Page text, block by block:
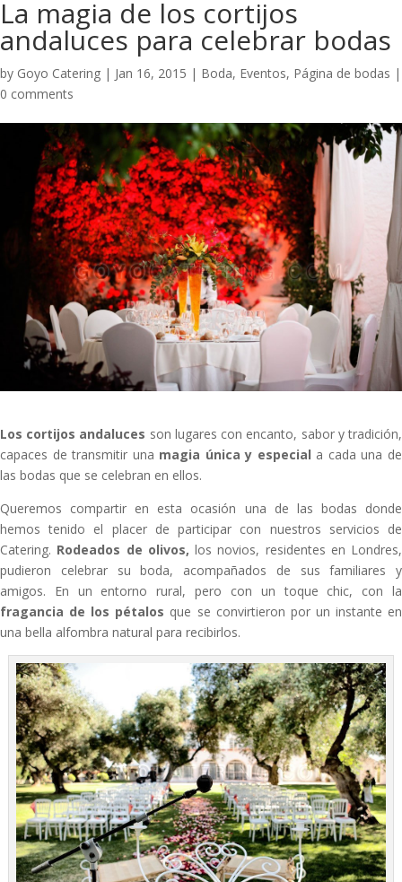
La magia de los cortijos
andaluces para celebrar bodas
by Goyo Catering | Jan 16, 2015 | Boda, Eventos, Página de bodas |
0 comments
Los cortijos andaluces son lugares con encanto, sabor y tradición,
capaces de transmitir una magia única y especial a cada una de
las bodas que se celebran en ellos.
Queremos compartir en esta ocasión una de las bodas donde
hemos tenido el placer de participar con nuestros servicios de
Catering. Rodeados de olivos, los novios, residentes en Londres,
pudieron celebrar su boda, acompañados de sus familiares y
amigos. En un entorno rural, pero con un toque chic, con la
fragancia de los pétalos que se convirtieron por un instante en
una bella alfombra natural para recibirlos.